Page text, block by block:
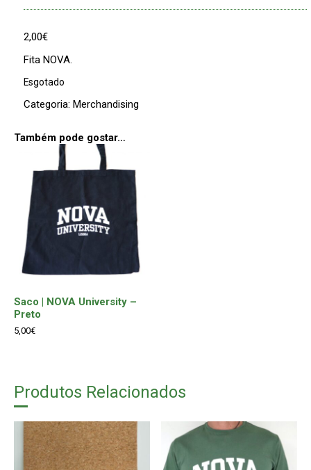
2,00€
Fita NOVA.
Esgotado
Categoria:Merchandising
Também pode gostar…
Saco | NOVA University –
Preto
5,00€
Produtos Relacionados